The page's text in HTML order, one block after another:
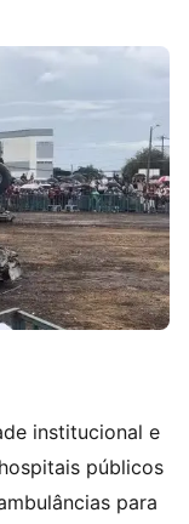
institucional e
públicos
para